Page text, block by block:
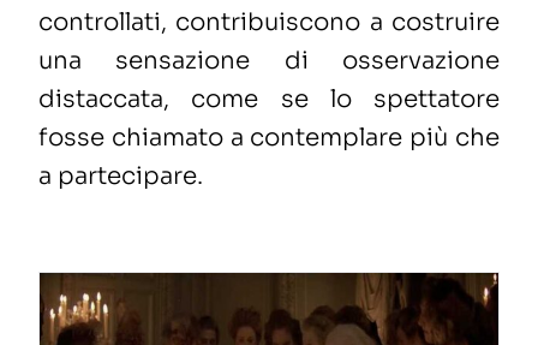
controllati, contribuiscono a costruire
una sensazione di osservazione
distaccata, come se lo spettatore
fosse chiamato a contemplare più che
a partecipare.